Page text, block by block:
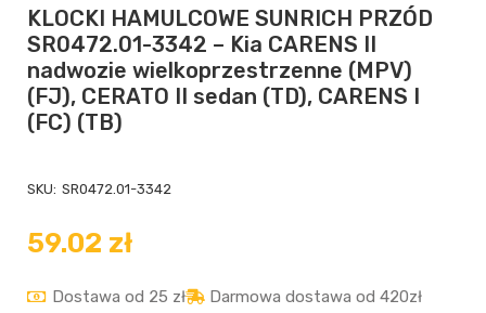
KLOCKI HAMULCOWE SUNRICH PRZÓD
SR0472.01-3342 – Kia CARENS II
nadwozie wielkoprzestrzenne (MPV)
(FJ), CERATO II sedan (TD), CARENS I
(FC) (TB)
SKU: SR0472.01-3342
59.02 zł
Dostawa od 25 zł Darmowa dostawa od 420zł